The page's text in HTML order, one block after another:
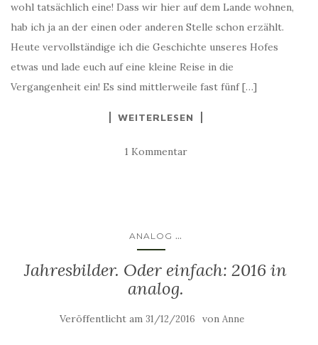
wohl tatsächlich eine! Dass wir hier auf dem Lande wohnen,
hab ich ja an der einen oder anderen Stelle schon erzählt.
Heute vervollständige ich die Geschichte unseres Hofes
etwas und lade euch auf eine kleine Reise in die
Vergangenheit ein! Es sind mittlerweile fast fünf […]
WEITERLESEN
1 Kommentar
ANALOG ...
Jahresbilder. Oder einfach: 2016 in
analog.
Veröffentlicht am 31/12/2016 von Anne